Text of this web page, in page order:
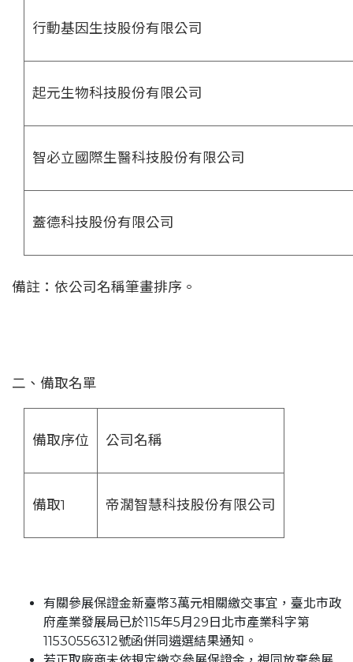
行動基因生技股份有限公司
起元生物科技股份有限公司
智必立國際生醫科技股份有限公司
蓋德科技股份有限公司
備註：依公司名稱筆畫排序。
二、備取名單
備取序位 公司名稱
備取1 帝濶智慧科技股份有限公司
有關參展保證金新臺幣3萬元相關繳交事宜，臺北市政
府產業發展局已於115年5月29日北市產業科字第
11530556312號函併同遴選結果通知。